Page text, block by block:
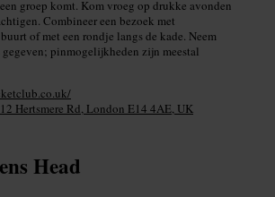
groep komt. Kom vroeg op drukke avonden
Combineer een bezoek met
of met een rondje langs de kade. Neem
pinmogelijkheden zijn meestal
Hertsmere Rd, London E14 4AE, UK
Head